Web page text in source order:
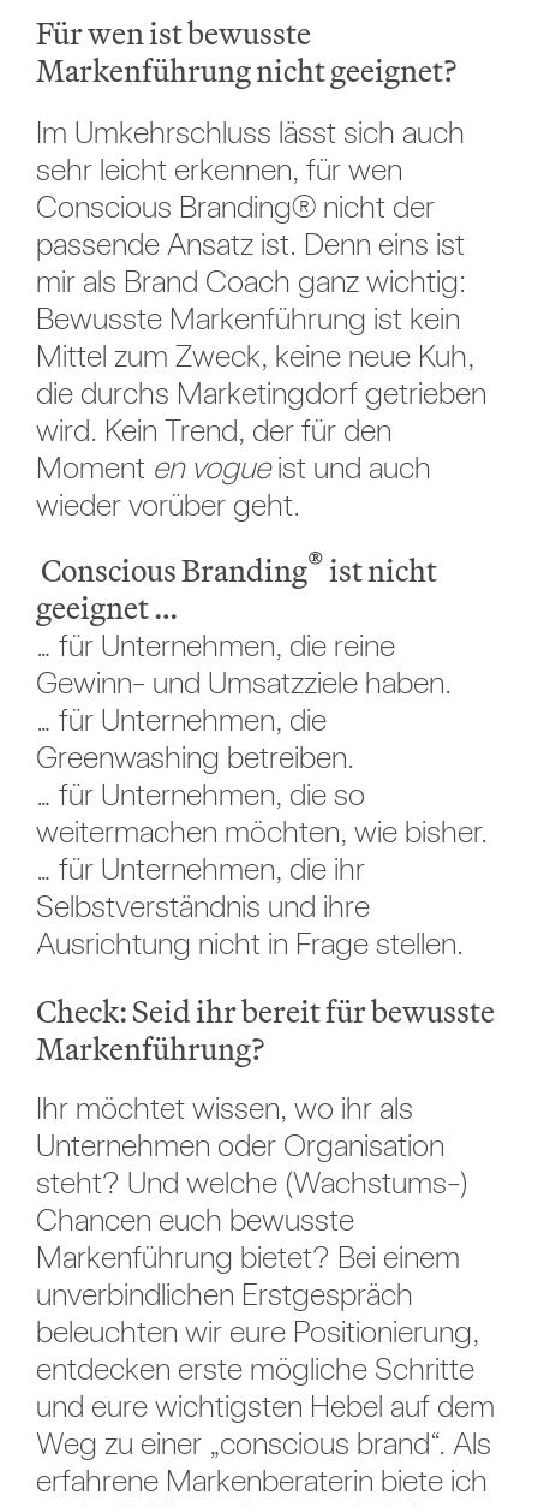
Für wen ist bewusste
Markenführung nicht geeignet?
Im Umkehrschluss lässt sich auch
sehr leicht erkennen, für wen
Conscious Branding® nicht der
passende Ansatz ist. Denn eins ist
mir als Brand Coach ganz wichtig:
Bewusste Markenführung ist kein
Mittel zum Zweck, keine neue Kuh,
die durchs Marketingdorf getrieben
wird. Kein Trend, der für den
Moment en vogueist und auch
wieder vorüber geht.
Conscious Branding®ist nicht
geeignet …
… für Unternehmen, die reine
Gewinn- und Umsatzziele haben.
… für Unternehmen, die
Greenwashing betreiben.
… für Unternehmen, die so
weitermachen möchten, wie bisher.
… für Unternehmen, die ihr
Selbstverständnis und ihre
Ausrichtung nicht in Frage stellen.
Check: Seid ihr bereit für bewusste
Markenführung?
Ihr möchtet wissen, wo ihr als
Unternehmen oder Organisation
steht? Und welche (Wachstums-)
Chancen euch bewusste
Markenführung bietet? Bei einem
unverbindlichen Erstgespräch
beleuchten wir eure Positionierung,
entdecken erste mögliche Schritte
und eure wichtigsten Hebel auf dem
Weg zu einer „conscious brand“. Als
erfahrene Markenberaterin biete ich